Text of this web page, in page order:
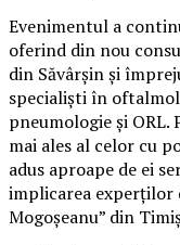
Evenimentul a
oferind din nou
din Săvârșin și
specialiști în
pneumologie și
mai ales al celor cu
adus aproape de ei
implicarea experților
Mogoșeanu” din